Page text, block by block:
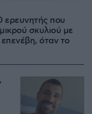
ερευνητής που
σκυλιού με
επενέβη, όταν το